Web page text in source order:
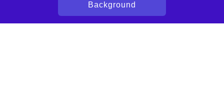
Background